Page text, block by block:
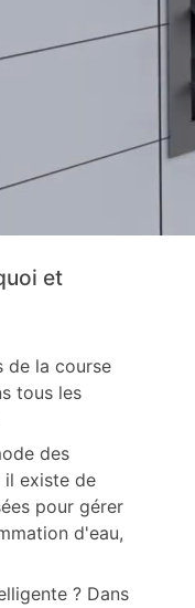
et
de la course
tous les
des
il existe de
pour gérer
d'eau,
? Dans